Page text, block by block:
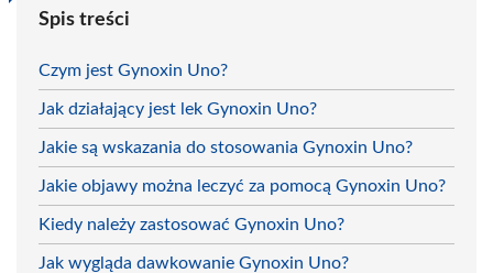
Spis treści
Czym jest Gynoxin Uno?
Jak działający jest lek Gynoxin Uno?
Jakie są wskazania do stosowania Gynoxin Uno?
Jakie objawy można leczyć za pomocą Gynoxin Uno?
Kiedy należy zastosować Gynoxin Uno?
Jak wygląda dawkowanie Gynoxin Uno?